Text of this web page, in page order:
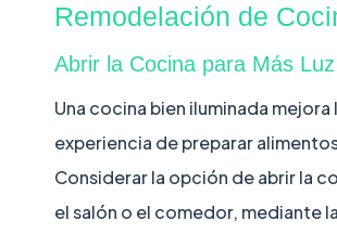
Remodelación de
Abrir la Cocina para Más Luz
Una cocina bien iluminada mejora
experiencia de preparar
Considerar la opción de abrir la
el salón o el comedor, mediante la